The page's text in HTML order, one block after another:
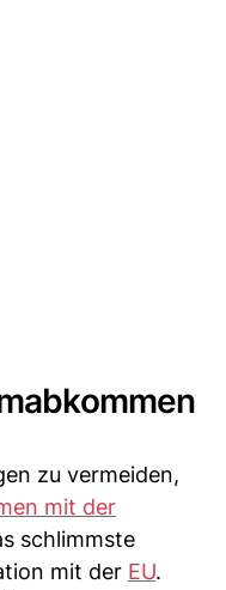
zu vermeiden,
mit der
schlimmste
mit der EU.